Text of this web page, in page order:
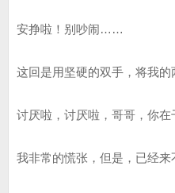
安挣啦！别吵闹……
这回是用坚硬的双手，将我的
讨厌啦，讨厌啦，哥哥，你在
我非常的慌张，但是，已经来